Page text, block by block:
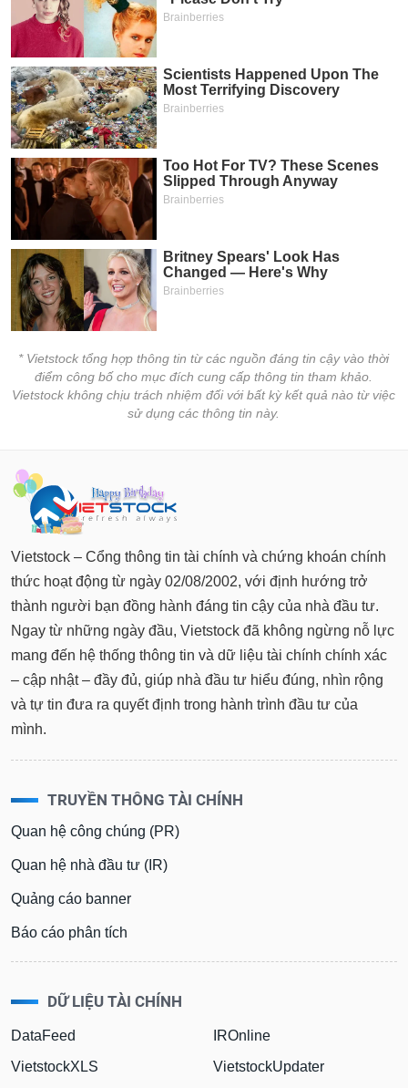
* Vietstock tổng hợp thông tin từ các nguồn đáng tin cậy vào thời
điểm công bố cho mục đích cung cấp thông tin tham khảo.
Vietstock không chịu trách nhiệm đối với bất kỳ kết quả nào từ việc
sử dụng các thông tin này.
Vietstock – Cổng thông tin tài chính và chứng khoán chính
thức hoạt động từ ngày 02/08/2002, với định hướng trở
thành người bạn đồng hành đáng tin cậy của nhà đầu tư.
Ngay từ những ngày đầu, Vietstock đã không ngừng nỗ lực
mang đến hệ thống thông tin và dữ liệu tài chính chính xác
– cập nhật – đầy đủ, giúp nhà đầu tư hiểu đúng, nhìn rộng
và tự tin đưa ra quyết định trong hành trình đầu tư của
mình.
TRUYỀN THÔNG TÀI CHÍNH
Quan hệ công chúng (PR)
Quan hệ nhà đầu tư (IR)
Quảng cáo banner
Báo cáo phân tích
DỮ LIỆU TÀI CHÍNH
DataFeed
VietstockXLS
IROnline
VietstockUpdater